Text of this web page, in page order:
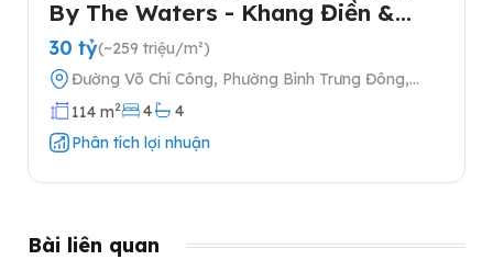
By The Waters - Khang Điền &
Keppel tại Quận 2
30 tỷ(~259 triệu/m²)
Đường Võ Chí Công, Phường Bình Trưng Đông,
Quận 2, Thành phố Hồ Chí Minh
114 m2 4
4
Phân tích lợi nhuận
Bài liên quan